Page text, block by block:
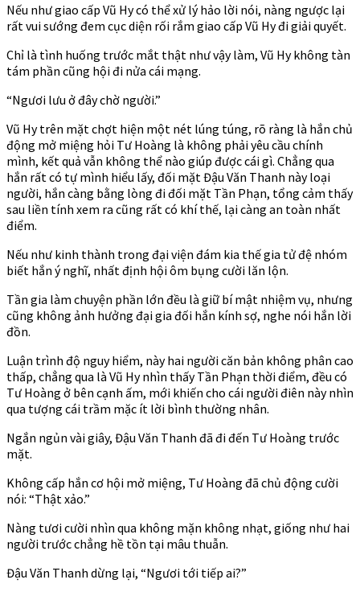
Nếu như giao cấp Vũ Hy có thể xử lý hảo lời nói, nàng ngược lại
rất vui sướng đem cục diện rối rắm giao cấp Vũ Hy đi giải quyết.
Chỉ là tình huống trước mắt thật như vậy làm, Vũ Hy không tàn
tám phần cũng hội đi nửa cái mạng.
“Ngươi lưu ở đây chờ người.”
Vũ Hy trên mặt chợt hiện một nét lúng túng, rõ ràng là hắn chủ
động mở miệng hỏi Tư Hoàng là không phải yêu cầu chính
mình, kết quả vẫn không thể nào giúp được cái gì. Chẳng qua
hắn rất có tự mình hiểu lấy, đối mặt Đậu Văn Thanh này loại
người, hắn càng bằng lòng đi đối mặt Tần Phạn, tổng cảm thấy
sau liền tính xem ra cũng rất có khí thế, lại càng an toàn nhất
điểm.
Nếu như kinh thành trong đại viện đám kia thế gia tử đệ nhóm
biết hắn ý nghĩ, nhất định hội ôm bụng cười lăn lộn.
Tần gia làm chuyện phần lớn đều là giữ bí mật nhiệm vụ, nhưng
cũng không ảnh hưởng đại gia đối hắn kính sợ, nghe nói hắn lời
đồn.
Luận trình độ nguy hiểm, này hai người căn bản không phân cao
thấp, chẳng qua là Vũ Hy nhìn thấy Tần Phạn thời điểm, đều có
Tư Hoàng ở bên cạnh ấm, mới khiến cho cái người điên này nhìn
qua tượng cái trầm mặc ít lời bình thường nhân.
Ngắn ngủn vài giây, Đậu Văn Thanh đã đi đến Tư Hoàng trước
mặt.
Không cấp hắn cơ hội mở miệng, Tư Hoàng đã chủ động cười
nói: “Thật xảo.”
Nàng tươi cười nhìn qua không mặn không nhạt, giống như hai
người trước chẳng hề tồn tại mâu thuẫn.
Đậu Văn Thanh dừng lại, “Ngươi tới tiếp ai?”